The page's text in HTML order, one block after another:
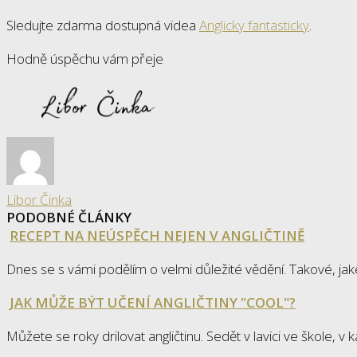
Sledujte zdarma dostupná videa Anglicky fantasticky
Hodně úspěchu vám přeje
Libor Činka
PODOBNÉ ČLÁNKY
RECEPT NA NEÚSPĚCH NEJEN V ANGLIČTINĚ
Dnes se s vámi podělím o velmi důležité vědění. Takové,
JAK MŮŽE BÝT UČENÍ ANGLIČTINY "COOL"?
Můžete se roky drilovat angličtinu. Sedět v lavici ve škole, v